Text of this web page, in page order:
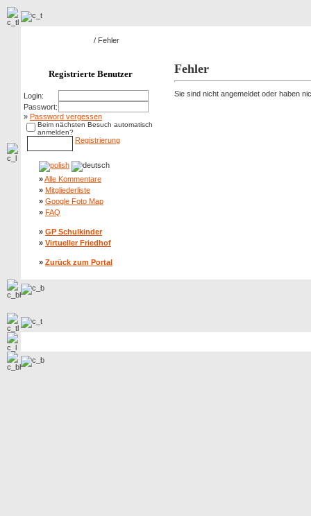
/ Fehler
Registrierte Benutzer
Login:
Passwort:
» Password vergessen
Beim nächsten Besuch automatisch
anmelden?
Registrierung
»Alle Kommentare
» Mitgliederliste
» Google Foto Map
» FAQ
» GP Schulkinder
» Virtueller Friedhof
» Zurück zum Portal
Fehler
Sie sind nicht angemeldet oder haben